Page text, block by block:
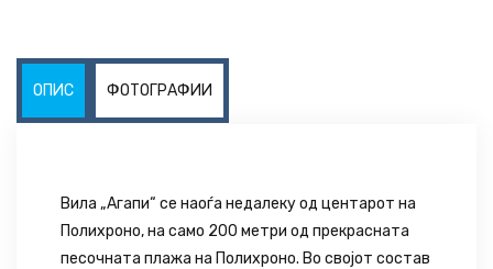
ОПИС ФОТОГРАФИИ
Вила „Агапи“ се наоѓа недалеку од центарот на
Полихроно, на само 200 метри од прекрасната
песочната плажа на Полихроно. Во својот состав